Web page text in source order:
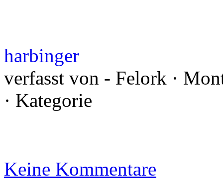
harbinger
verfasst von - Felork ·
· Kategorie
Keine Kommentare